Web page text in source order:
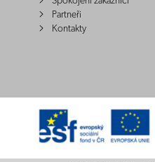
Partneři
Kontakty